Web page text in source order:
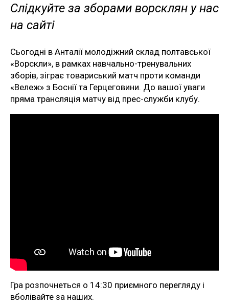
Слідкуйте за зборами ворсклян у нас
на сайті
Сьогодні в Анталії молодіжний склад полтавської
«Ворскли», в рамках навчально-тренувальних
зборів, зіграє товариський матч проти команди
«Вележ» з Боснії та Герцеговини. До вашої уваги
пряма трансляція матчу від прес-служби клубу.
Гра розпочнеться о 14:30 приємного перегляду і
вболівайте за наших.